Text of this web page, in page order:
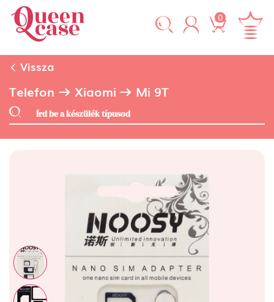
0
Vissza
Telefon Xiaomi Mi 9T